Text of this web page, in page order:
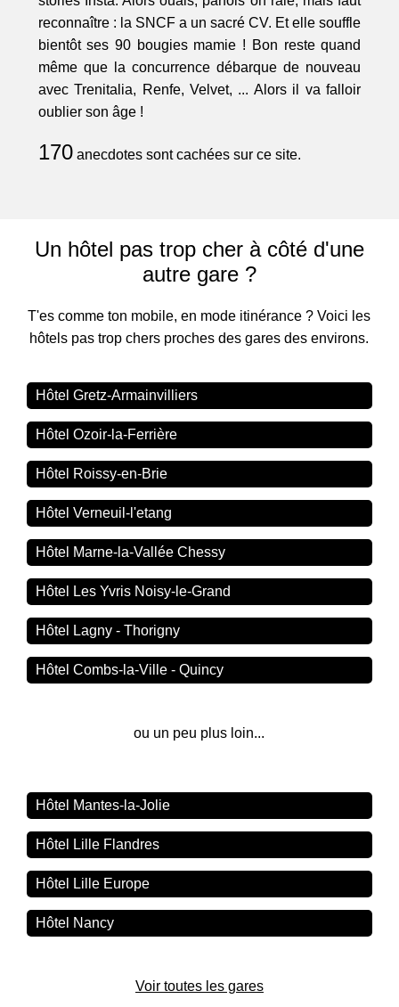
reconnaître : la SNCF a un sacré CV. Et elle souffle
bientôt ses 90 bougies mamie ! Bon reste quand
même que la concurrence débarque de nouveau
avec Trenitalia, Renfe, Velvet, ... Alors il va falloir
oublier son âge !
170anecdotes sont cachées sur ce site.
Un hôtel pas trop cher à côté d'une
autre gare ?
T'es comme ton mobile, en mode itinérance ? Voici les
hôtels pas trop chers proches des gares des environs.
Hôtel Gretz-Armainvilliers
Hôtel Ozoir-la-Ferrière
Hôtel Roissy-en-Brie
Hôtel Verneuil-l'etang
Hôtel Marne-la-Vallée Chessy
Hôtel Les Yvris Noisy-le-Grand
Hôtel Lagny - Thorigny
Hôtel Combs-la-Ville - Quincy
ou un peu plus loin...
Hôtel Mantes-la-Jolie
Hôtel Lille Flandres
Hôtel Lille Europe
Hôtel Nancy
Voir toutes les gares